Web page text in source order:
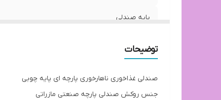
پایه صندلی
توضیحات
صندلی غذاخوری ناهارخوری پارچه ای پایه چوبی
جنس روکش صندلی پارچه صنعتی مازراتی